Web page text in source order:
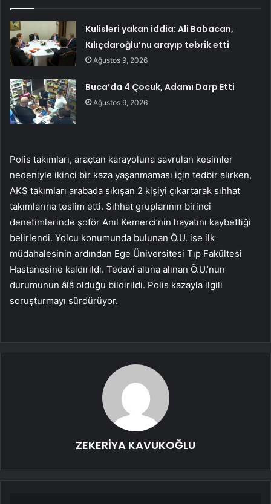
Kulisleri yakan iddia: Ali Babacan,
Kılıçdaroğlu’nu arayıp tebrik etti
Ağustos 9, 2026
Buca’da 4 Çocuk, Adamı Darp Etti
Ağustos 9, 2026
Polis takımları, araçtan karayoluna savrulan kesimler
nedeniyle ikinci bir kaza yaşanmaması için tedbir alırken,
AKS takımları arabada sıkışan 2 kişiyi çıkartarak sıhhat
takımlarına teslim etti. Sıhhat gruplarının birinci
denetimlerinde şoför Anıl Kemerci’nin hayatını kaybettiği
belirlendi. Yolcu konumunda bulunan Ö.U. ise ilk
müdahalesinin ardından Ege Üniversitesi Tıp Fakültesi
Hastanesine kaldırıldı. Tedavi altına alınan Ö.U.’nun
durumunun âlâ olduğu bildirildi. Polis kazayla ilgili
soruşturmayı sürdürüyor.
ZEKERİYA KAVUKOĞLU